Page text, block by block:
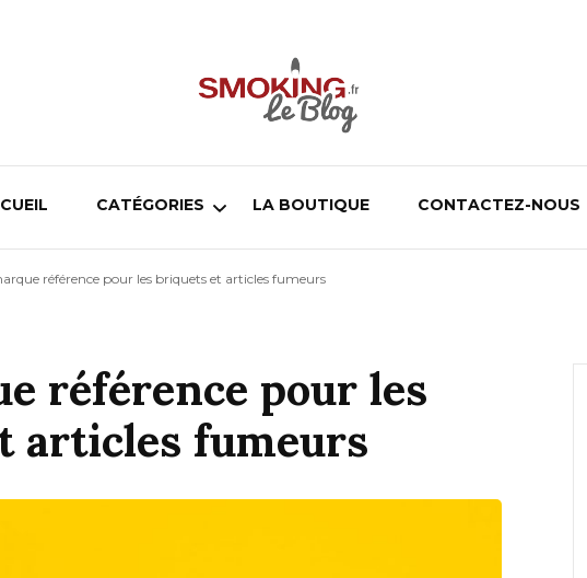
Blog smoking.fr
CATÉGORIES
Chicha
Cigare
Articles fumeurs
LA BOUTIQUE CONTACTEZ-NOUS
référence pour les briquets et articles fumeurs
référence pour les
articles fumeurs